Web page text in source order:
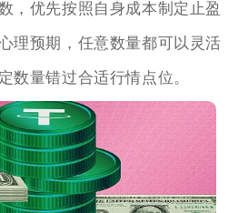
，优先按照自身成本制定止盈
理预期，任意数量都可以灵活
数量错过合适行情点位。